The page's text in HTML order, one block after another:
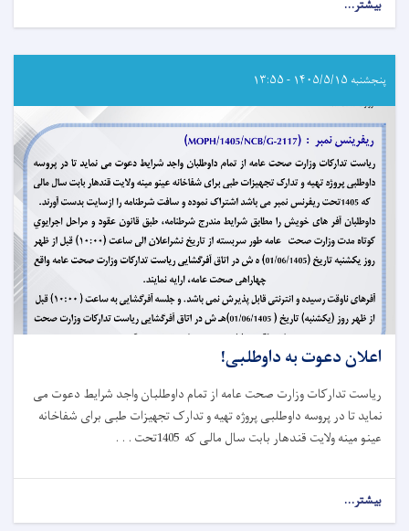
بیشتر...
اعلان
به
داوطلبی! پنجشنبه ۱۴۰۵/۵/۱۵ - ۱۳:۵۵
اعلان دعوت به داوطلبی!
ریاست تدارکات وزارت صحت عامه از تمام داوطلبان واجد شرایط دعوت می
نماید تا در پروسه داوطلبی پروژه تهیه و تدارک تجهیزات طبی برای شفاخانه
عینو مینه ولایت قندهار بابت سال مالی که 1405تحت . . .
بیشتر...
اعلان